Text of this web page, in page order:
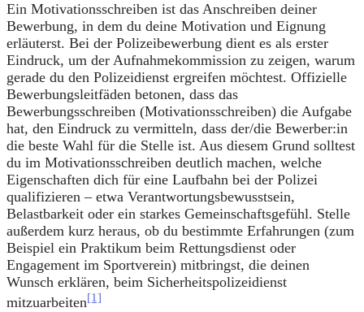
Ein Motivationsschreiben ist das Anschreiben deiner
Bewerbung, in dem du deine Motivation und Eignung
erläuterst. Bei der Polizeibewerbung dient es als erster
Eindruck, um der Aufnahmekommission zu zeigen, warum
gerade du den Polizeidienst ergreifen möchtest. Offizielle
Bewerbungsleitfäden betonen, dass das
Bewerbungsschreiben (Motivationsschreiben) die Aufgabe
hat, den Eindruck zu vermitteln, dass der/die Bewerber:in
die beste Wahl für die Stelle ist. Aus diesem Grund solltest
du im Motivationsschreiben deutlich machen, welche
Eigenschaften dich für eine Laufbahn bei der Polizei
qualifizieren – etwa Verantwortungsbewusstsein,
Belastbarkeit oder ein starkes Gemeinschaftsgefühl. Stelle
außerdem kurz heraus, ob du bestimmte Erfahrungen (zum
Beispiel ein Praktikum beim Rettungsdienst oder
Engagement im Sportverein) mitbringst, die deinen
Wunsch erklären, beim Sicherheitspolizeidienst
mitzuarbeiten[1]